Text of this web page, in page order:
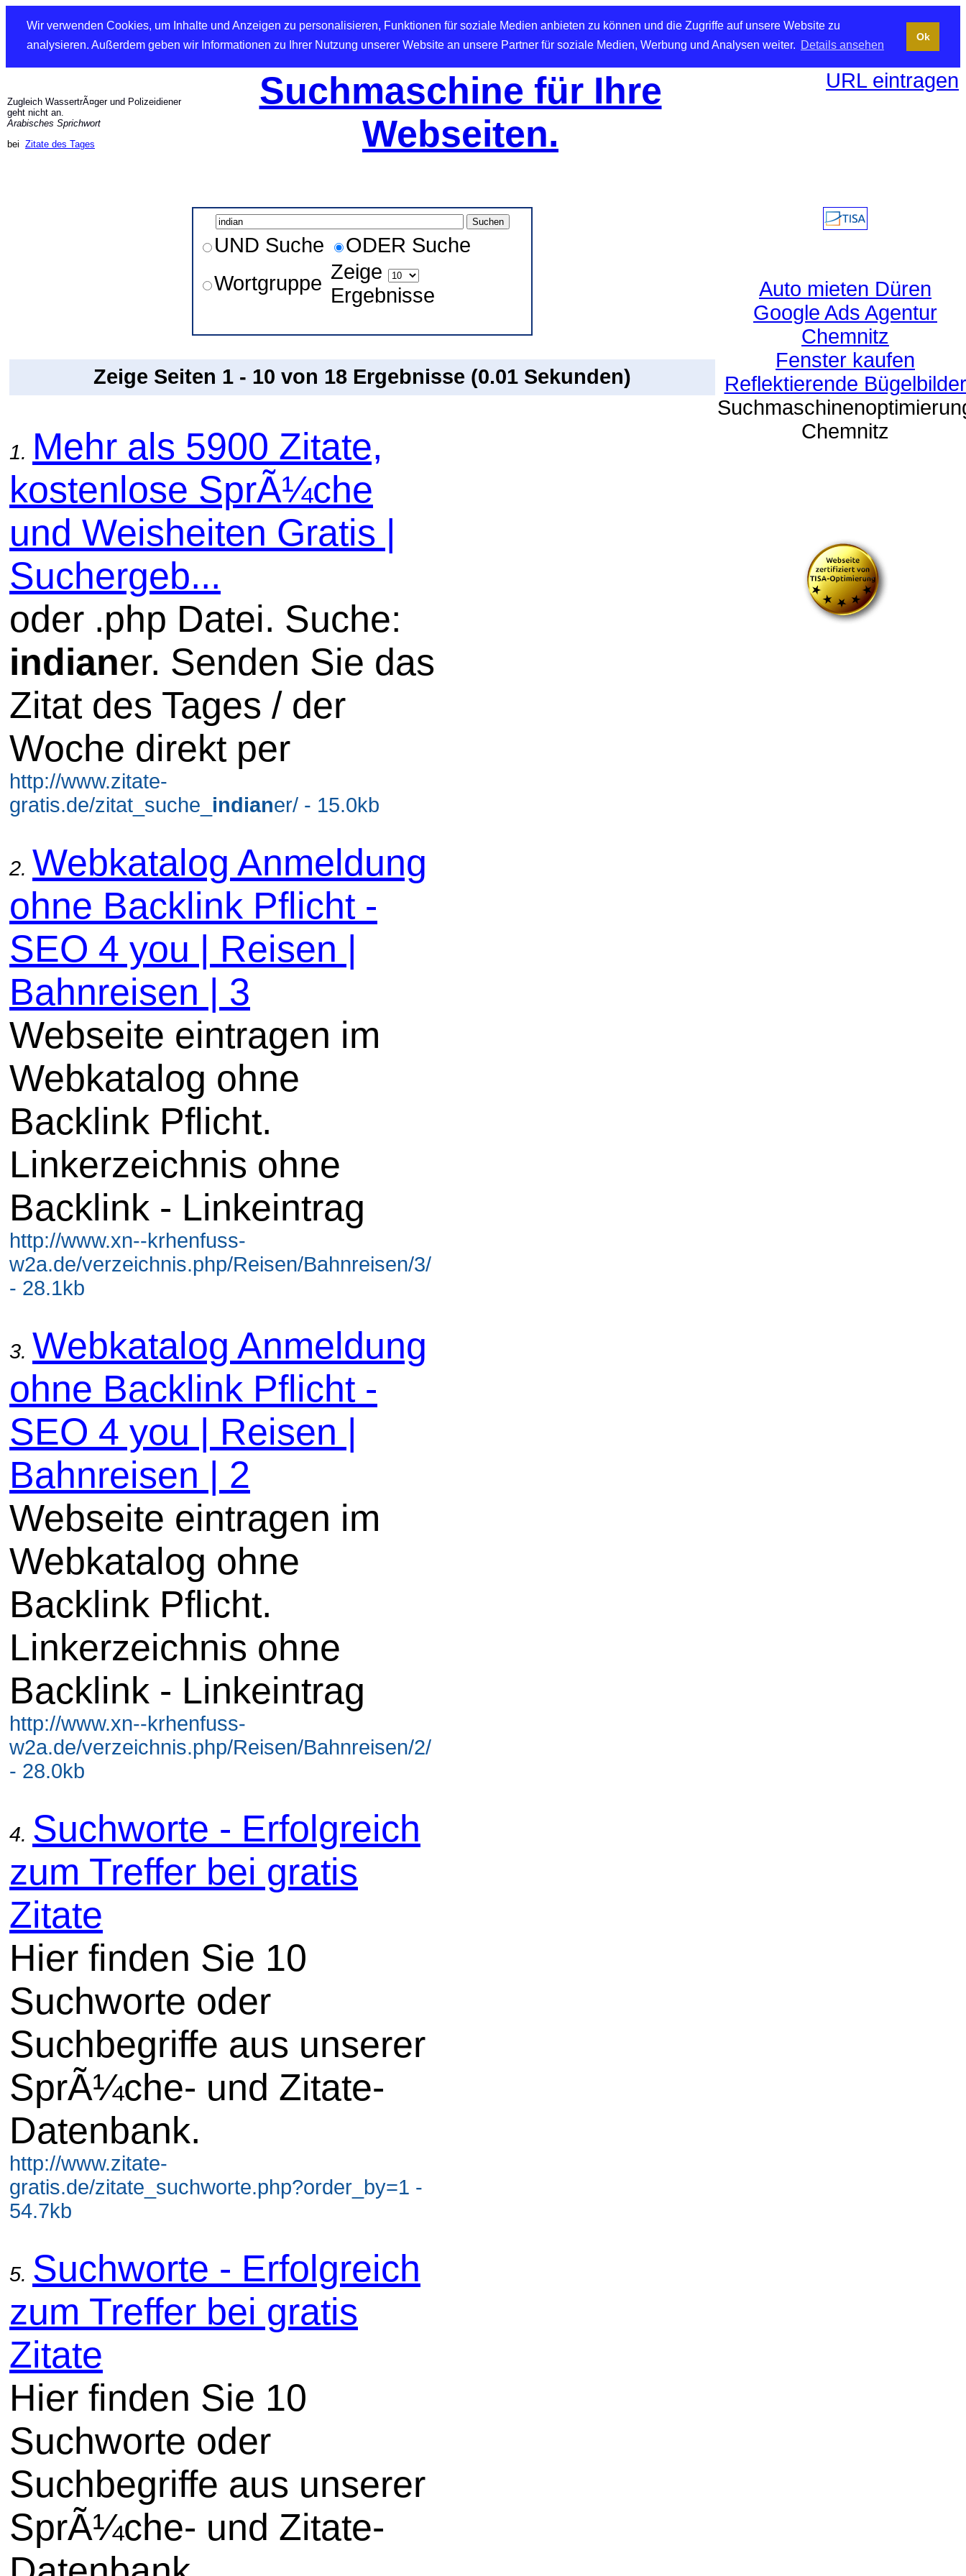
Wir verwenden Cookies, um Inhalte und Anzeigen zu personalisieren, Funktionen für soziale Medien anbieten zu können und die Zugriffe auf unsere Website zu
analysieren. Außerdem geben wir Informationen zu Ihrer Nutzung unserer Website an unsere Partner für soziale Medien, Werbung und Analysen weiter. Details ansehen
Ok
Zugleich WassertrÃ¤ger und Polizeidiener
geht nicht an.
Arabisches Sprichwort
bei Zitate des Tages
Suchmaschine für Ihre
Webseiten.
URL eintragen
UND Suche
ODER Suche
Wortgruppe Zeige
Ergebnisse
Zeige Seiten 1 - 10 von 18 Ergebnisse (0.01 Sekunden)
1. Mehr als 5900 Zitate,
kostenlose SprÃ¼che
und Weisheiten Gratis |
Suchergeb...
oder .php Datei. Suche:
indianer. Senden Sie das
Zitat des Tages / der
Woche direkt per
http://www.zitate-
gratis.de/zitat_suche_ indianer/ - 15.0kb
2. Webkatalog Anmeldung
ohne Backlink Pflicht -
SEO 4 you | Reisen |
Bahnreisen | 3
Webseite eintragen im
Webkatalog ohne
Backlink Pflicht.
Linkerzeichnis ohne
Backlink - Linkeintrag
http://www.xn--krhenfuss-
w2a.de/verzeichnis.php/Reisen/Bahnreisen/3/
- 28.1kb
3. Webkatalog Anmeldung
ohne Backlink Pflicht -
SEO 4 you | Reisen |
Bahnreisen | 2
Webseite eintragen im
Webkatalog ohne
Backlink Pflicht.
Linkerzeichnis ohne
Backlink - Linkeintrag
http://www.xn--krhenfuss-
w2a.de/verzeichnis.php/Reisen/Bahnreisen/2/
- 28.0kb
4. Suchworte - Erfolgreich
zum Treffer bei gratis
Zitate
Hier finden Sie 10
Suchworte oder
Suchbegriffe aus unserer
SprÃ¼che- und Zitate-
Datenbank.
http://www.zitate-
gratis.de/zitate_suchworte.php?order_by=1 -
54.7kb
5. Suchworte - Erfolgreich
zum Treffer bei gratis
Zitate
Hier finden Sie 10
Suchworte oder
Suchbegriffe aus unserer
SprÃ¼che- und Zitate-
Auto mieten Düren
Google Ads Agentur
Chemnitz
Fenster kaufen
Reflektierende Bügelbilder
Chemnitz